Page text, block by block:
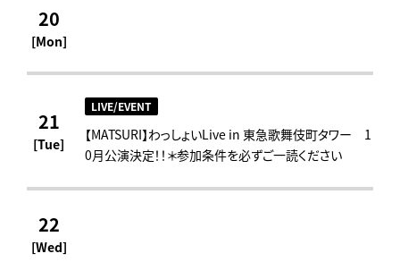
20
[Mon]
21
[Tue]
LIVE/EVENT
【MATSURI】わっしょいLive in 東急歌舞伎町タワー 1
0月公演決定！！＊参加条件を必ずご一読ください
22
[Wed]